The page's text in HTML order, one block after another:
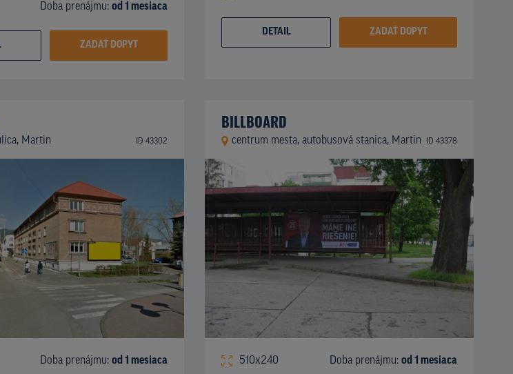
Doba prenájmu: od 1 mesiaca
ZADAŤ DOPYT
DETAIL ZADAŤ DOPYT
Martin ID 43302
Doba prenájmu: od 1 mesiaca
BILLBOARD
centrum mesta, autobusová stanica, Martin ID 43378
510x240 Doba prenájmu: od 1 mesiaca